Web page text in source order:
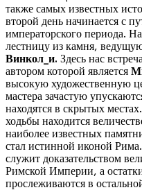
также самых известных
второй день начинается с
императорского периода.
лестницу из камня,
Винкол_и. Здесь нас
автором которой является
высокую художественную
мастера зачастую
находятся в скрытых
ходьбы находится
наиболее известных
стал истинной иконой
служит доказательством
Римской Империи, а
прослеживаются в